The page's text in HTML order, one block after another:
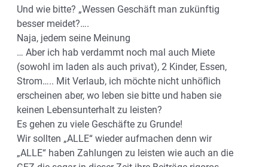
Und wie bitte? „Wessen Geschäft man zukünftig
besser meidet?….
Naja, jedem seine Meinung
… Aber ich hab verdammt noch mal auch Miete
(sowohl im laden als auch privat), 2 Kinder, Essen,
Strom….. Mit Verlaub, ich möchte nicht unhöflich
erscheinen aber, wo leben sie bitte und haben sie
keinen Lebensunterhalt zu leisten?
Es gehen zu viele Geschäfte zu Grunde!
Wir sollten „ALLE“ wieder aufmachen denn wir
„ALLE“ haben Zahlungen zu leisten wie auch an die